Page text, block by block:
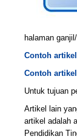
halaman
Contoh
Contoh
Untuk tujuan
Artikel lain
artikel adalah
Pendidikan